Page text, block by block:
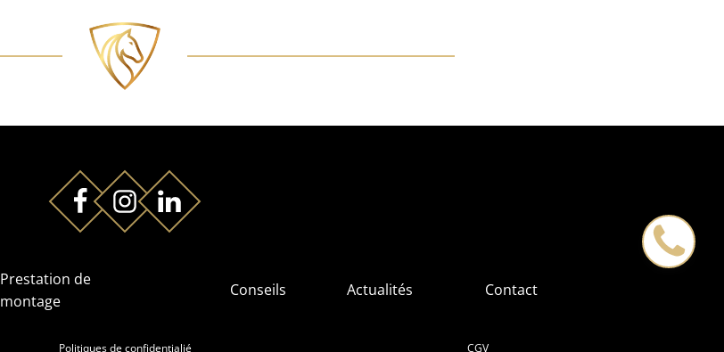
Prestation de
montage
Conseils Actualités Contact
Politiques de confidentialié CGV